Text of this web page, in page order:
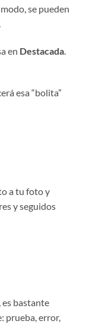
se pueden
en Destacada
esa “bolita”
a tu foto y
y seguidos
es bastante
prueba, error,